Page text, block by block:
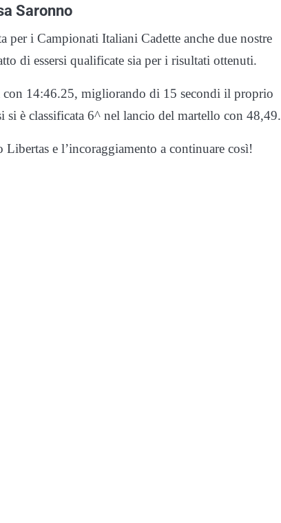
Saronno
i Campionati Italiani Cadette anche due nostre
di essersi qualificate sia per i risultati ottenuti.
14:46.25, migliorando di 15 secondi il proprio
è classificata 6^ nel lancio del martello con 48,49.
e l’incoraggiamento a continuare così!